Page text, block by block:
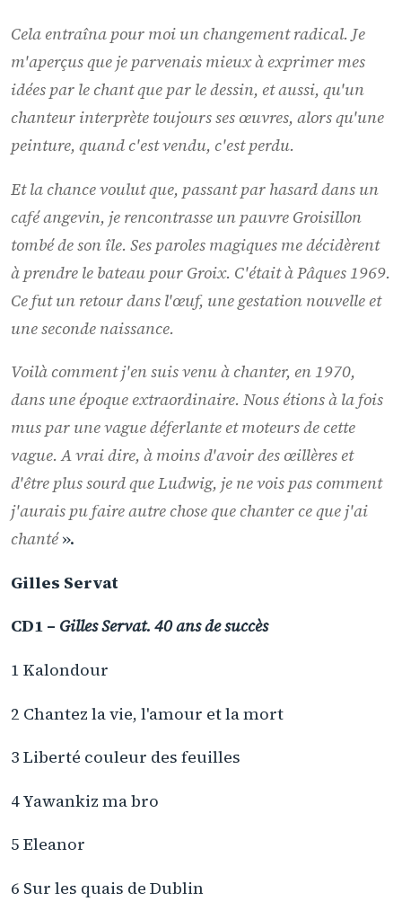
Cela entraîna pour moi un changement radical. Je
m'aperçus que je parvenais mieux à exprimer mes
idées par le chant que par le dessin, et aussi, qu'un
chanteur interprète toujours ses œuvres, alors qu'une
peinture, quand c'est vendu, c'est perdu.
Et la chance voulut que, passant par hasard dans un
café angevin, je rencontrasse un pauvre Groisillon
tombé de son île. Ses paroles magiques me décidèrent
à prendre le bateau pour Groix. C'était à Pâques 1969.
Ce fut un retour dans l'œuf, une gestation nouvelle et
une seconde naissance.
Voilà comment j'en suis venu à chanter, en 1970,
dans une époque extraordinaire. Nous étions à la fois
mus par une vague déferlante et moteurs de cette
vague. A vrai dire, à moins d'avoir des œillères et
d'être plus sourd que Ludwig, je ne vois pas comment
j'aurais pu faire autre chose que chanter ce que j'ai
chanté».
Gilles Servat
CD1 – Gilles Servat. 40 ans de succès
1 Kalondour
2 Chantez la vie, l'amour et la mort
3 Liberté couleur des feuilles
4 Yawankiz ma bro
5 Eleanor
6 Sur les quais de Dublin